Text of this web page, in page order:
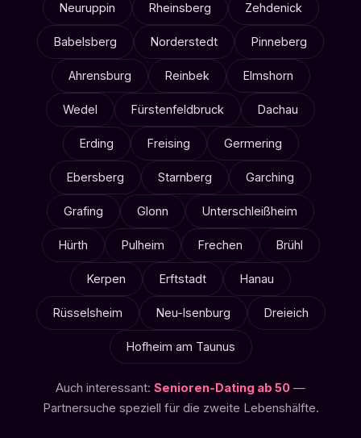
Neuruppin Rheinsberg Zehdenick
Babelsberg Norderstedt Pinneberg
Ahrensburg Reinbek Elmshorn
Wedel Fürstenfeldbruck Dachau
Erding Freising Germering
Ebersberg Starnberg Garching
Grafing Glonn Unterschleißheim
Hürth Pulheim Frechen Brühl
Kerpen Erftstadt Hanau
Rüsselsheim Neu-Isenburg Dreieich
Hofheim am Taunus
Auch interessant: Senioren-Dating ab 50 —
Partnersuche speziell für die zweite Lebenshälfte.